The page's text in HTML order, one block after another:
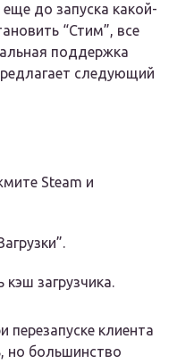
до запуска какой-
“Стим”, все
поддержка
следующий
Steam и
загрузчика.
перезапуске клиента
но большинство